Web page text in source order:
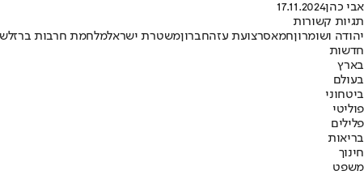
אבי כהן17.11.2024
תגיות קשורות
יהודה ושומרוןחמאסרצועת עזהחברוןמשטרת ישראלמלחמת חרבות ברזל
חדשות
בארץ
בעולם
ביטחוני
פוליטי
פלילים
בריאות
חינוך
משפט